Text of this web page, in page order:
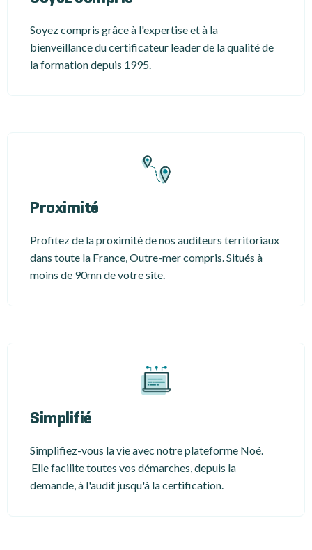
Soyez compris grâce à l'expertise et à la
bienveillance du certificateur leader de la qualité de
la formation depuis 1995.
Proximité
Profitez de la proximité de nos auditeurs territoriaux
dans toute la France, Outre-mer compris. Situés à
moins de 90mn de votre site.
Simplifié
Simplifiez-vous la vie avec notre plateforme Noé.
Elle facilite toutes vos démarches, depuis la
demande, à l'audit jusqu'à la certification.